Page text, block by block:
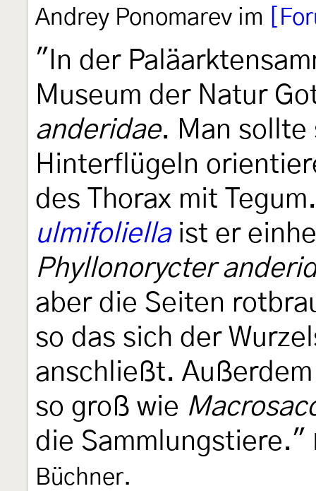
Andrey Ponomarev im
"In der
Museum der Natur
anderidae. Man sollte
Hinterflügeln
des Thorax mit
ulmifoliellaist er
Phyllonorycter
aber die Seiten
so das sich der
anschließt.
so groß wie
die Sammlungstiere."
Büchner.